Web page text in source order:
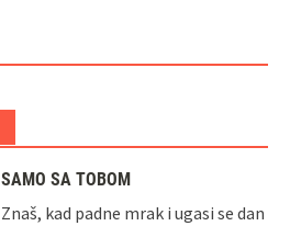
SAMO SA TOBOM
Znaš, kad padne mrak i ugasi se dan